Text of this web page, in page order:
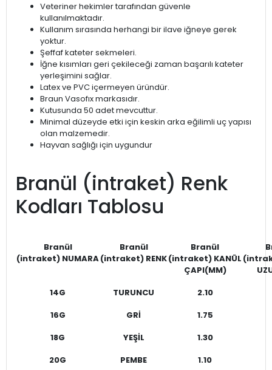
Veteriner hekimler tarafından güvenle
kullanılmaktadır.
Kullanım sırasında herhangi bir ilave iğneye gerek
yoktur.
Şeffaf kateter sekmeleri.
İğne kısımları geri çekileceği zaman başarılı kateter
yerleşimini sağlar.
Latex ve PVC içermeyen üründür.
Braun Vasofıx markasıdır.
Kutusunda 50 adet mevcuttur.
Minimal düzeyde etki için keskin arka eğilimli uç yapısı
olan malzemedir.
Hayvan sağlığı için uygundur
Branül (intraket) Renk
Kodları Tablosu
Branül
(intraket) NUMARA
Branül
(intraket) RENK
Branül
(intraket) KANÜL
ÇAPI(MM)
14G
TURUNCU
2.10
16G
GRİ
1.75
18G
YEŞİL
1.30
20G
PEMBE 1.10